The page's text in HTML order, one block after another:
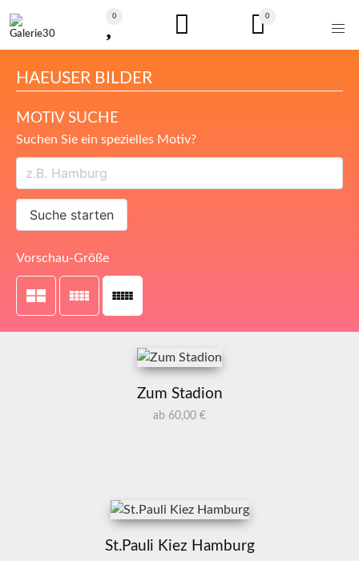
0 0
HAEUSER BILDER
MOTIV SUCHE
Suchen Sie ein spezielles Motiv?
Suche starten
Vorschau-Größe
Zum Stadion
ab 60,00 €
St.Pauli Kiez Hamburg